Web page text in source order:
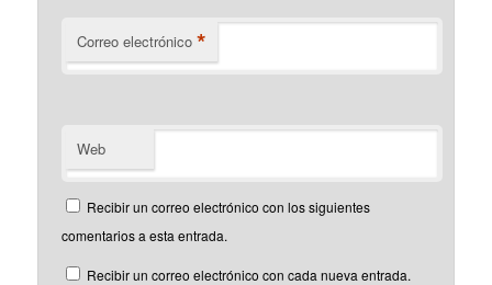
Correo electrónico *
Web
Recibir un correo electrónico con los siguientes
comentarios a esta entrada.
Recibir un correo electrónico con cada nueva entrada.